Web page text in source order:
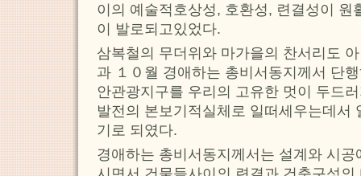
이의 예술적호상성, 호환성, 련결성이 원
이 발로되고있었다.
삼복철의 무더위와 마가을의 찬서리도
과 １０월 경애하는 총비서동지께서 단
안관광지구를 우리의 고유한 멋이 두드
발전의 본보기적실체로 일떠세우는데서
기로 되였다.
경애하는 총비서동지께서는 설계와 시